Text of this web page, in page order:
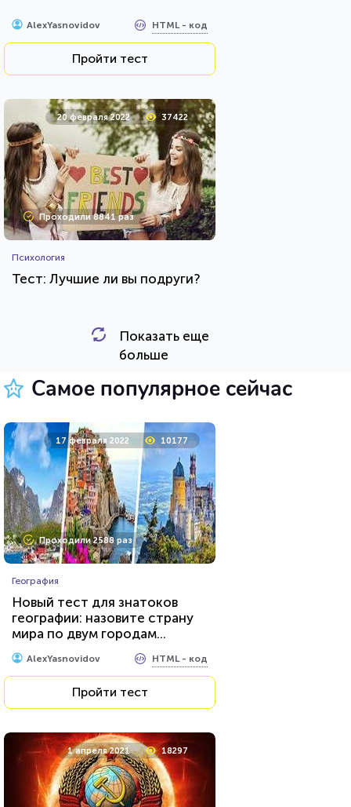
AlexYasnovidov HTML - код
Пройти тест
20 февраля 2022 37422
Проходили 8841 раз
Психология
Тест: Лучшие ли вы подруги?
HTML - код
26 июля 2021 62445
Проходили 8032 раза
Тест по игре Dota 2
Пройти тест
23 июня 2021 53672
Показать еще
больше
Самое популярное сейчас
17 февраля 2022 10177
Проходили 2588 раз
География
Новый тест для знатоков
географии: назовите страну
мира по двум городам...
AlexYasnovidov HTML - код
Пройти тест
1 апреля 2021 18297